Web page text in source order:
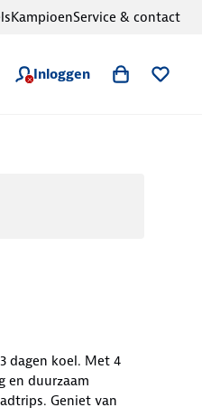
Inloggen
KampioenService & contact
dagen koel. Met 4
en duurzaam
Geniet van